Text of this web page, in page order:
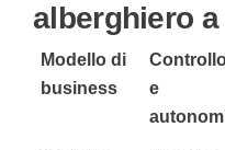
alberghiero
Modello di
business
e